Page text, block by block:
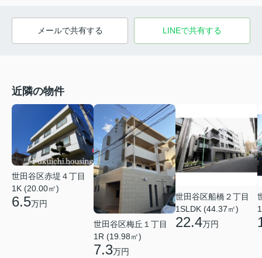
メールで共有する LINEで共有する
近隣の物件
世田谷区赤堤４丁目
1K (20.00㎡)
6.5万円
世田谷区梅丘１丁目
1R (19.98㎡)
7.3万円
世田谷区船橋２丁目
1SLDK (44.37㎡)
22.4万円